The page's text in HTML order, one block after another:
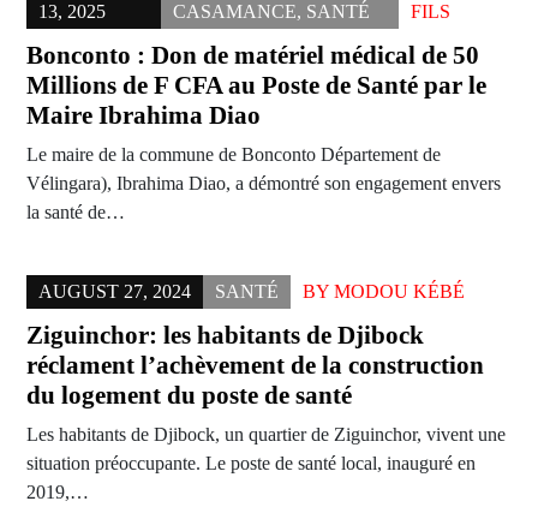
13, 2025
CASAMANCE, SANTÉ
FILS
Bonconto : Don de matériel médical de 50
Millions de F CFA au Poste de Santé par le
Maire Ibrahima Diao
Le maire de la commune de Bonconto Département de
Vélingara), Ibrahima Diao, a démontré son engagement envers
la santé de…
AUGUST 27, 2024 SANTÉ BY MODOU KÉBÉ
Ziguinchor: les habitants de Djibock
réclament l’achèvement de la construction
du logement du poste de santé
Les habitants de Djibock, un quartier de Ziguinchor, vivent une
situation préoccupante. Le poste de santé local, inauguré en
2019,…